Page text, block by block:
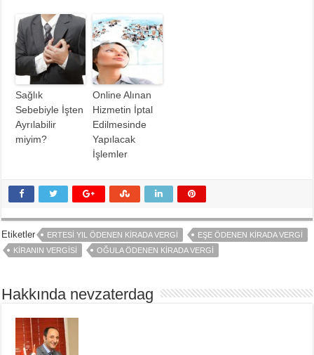
Sağlık
Sebebiyle İşten
Ayrılabilir
miyim?
Online Alınan
Hizmetin İptal
Edilmesinde
Yapılacak
İşlemler
Etiketler ERTESI YIL ÖDENEN KIRADA VERGI
EŞE ÖDENEN KIRADA VERGI
KIRANIN VERGISI
OĞULA ÖDENEN KIRADA VERGI
Hakkında nevzaterdag